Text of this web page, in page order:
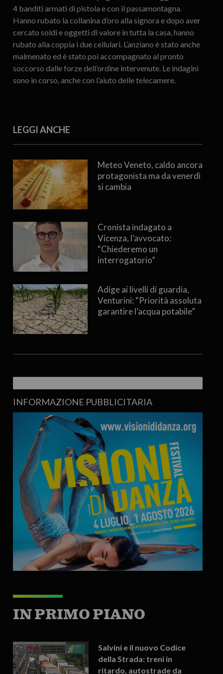
4 banditi armati di pistola e con il passamontagna.
Hanno rubato la collanina d’oro alla signora e dopo aver
cercato soldi e oggetti di valore in tutta la casa, hanno
rubato alla coppia i due cellulari. L’anziano è stato anche
malmenato ed è stato poi accompagnato al pronto
soccorso dalle forze dell’ordine intervenute. Le indagini
sono in corso, anche con l’aiuto delle telecamere.
LEGGI ANCHE
Meteo Veneto, caldo ancora
protagonista ma da venerdì
si cambia
Cronista indagato a
Vicenza, l’avvocato:
“Chiederemo un
interrogatorio”
Adige ai livelli di guardia,
Venturini: “Priorità assoluta
garantire l’acqua potabile”
INFORMAZIONE PUBBLICITARIA
IN PRIMO PIANO
Salvini e il nuovo Codice
della Strada: treni in
ritardo, autostrade da